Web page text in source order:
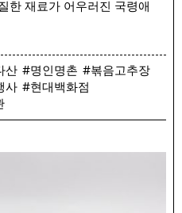
한 재료가 어우러진 국령애
볶음, 찌개, 무침 등의
버섯,잔멸치,새우
볶음고추장 로제 파스타
산 명인명촌
볶음고추장
사
현대백화점